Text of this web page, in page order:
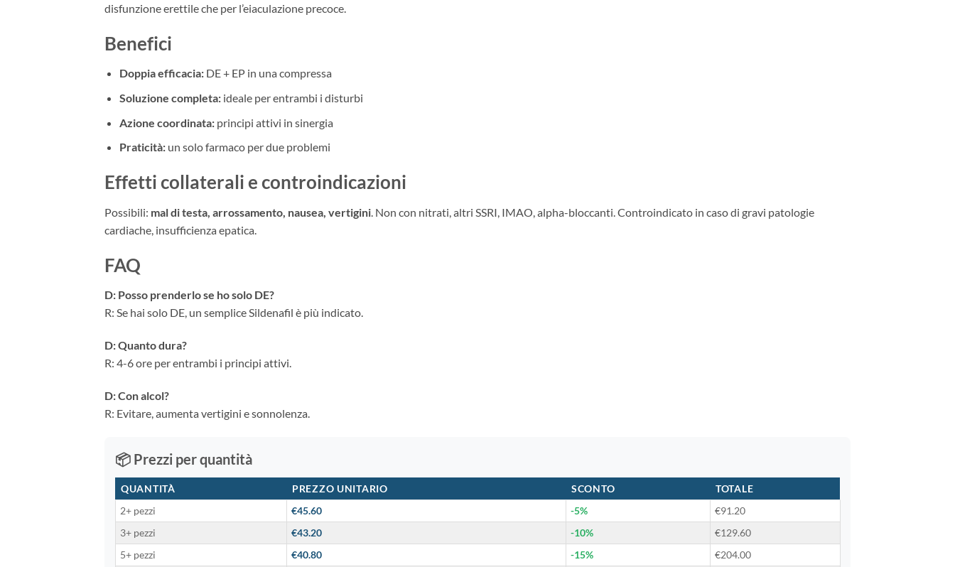
disfunzione erettile che per l’eiaculazione precoce.
Benefici
Doppia efficacia:DE + EP in una compressa
Soluzione completa:ideale per entrambi i disturbi
Azione coordinata:principi attivi in sinergia
Praticità:un solo farmaco per due problemi
Effetti collaterali e controindicazioni
Possibili: mal di testa, arrossamento, nausea, vertigini . Non con nitrati, altri SSRI, IMAO, alpha-bloccanti. Controindicato in caso di gravi patologie
cardiache, insufficienza epatica.
FAQ
D: Posso prenderlo se ho solo DE?
R: Se hai solo DE, un semplice Sildenafil è più indicato.
D: Quanto dura?
R: 4-6 ore per entrambi i principi attivi.
D: Con alcol?
R: Evitare, aumenta vertigini e sonnolenza.
📦 Prezzi per quantità
QUANTITÀ PREZZO UNITARIO SCONTO
TOTALE
2+ pezzi
€45.60 -5%
€91.20
3+ pezzi
€43.20 -10%
€129.60
5+ pezzi
€40.80 -15%
€204.00